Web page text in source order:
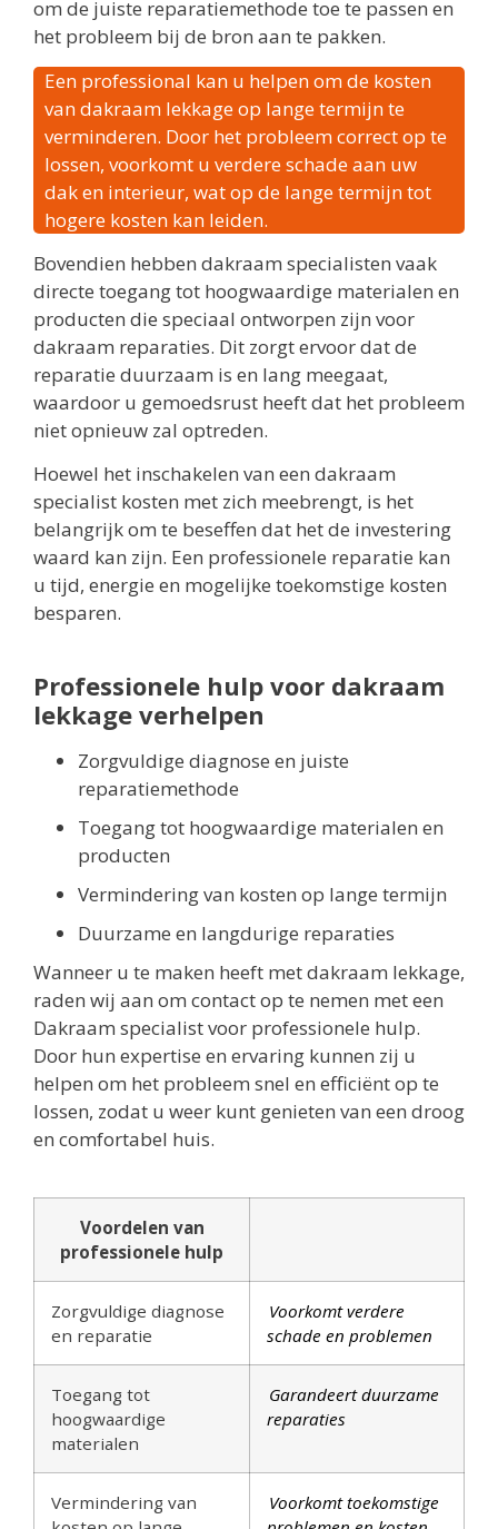
om de juiste reparatiemethode toe te passen en
het probleem bij de bron aan te pakken.
Een professional kan u helpen om de kosten
van dakraam lekkage op lange termijn te
verminderen. Door het probleem correct op te
lossen, voorkomt u verdere schade aan uw
dak en interieur, wat op de lange termijn tot
hogere kosten kan leiden.
Bovendien hebben dakraam specialisten vaak
directe toegang tot hoogwaardige materialen en
producten die speciaal ontworpen zijn voor
dakraam reparaties. Dit zorgt ervoor dat de
reparatie duurzaam is en lang meegaat,
waardoor u gemoedsrust heeft dat het probleem
niet opnieuw zal optreden.
Hoewel het inschakelen van een dakraam
specialist kosten met zich meebrengt, is het
belangrijk om te beseffen dat het de investering
waard kan zijn. Een professionele reparatie kan
u tijd, energie en mogelijke toekomstige kosten
besparen.
Professionele hulp voor dakraam
lekkage verhelpen
Zorgvuldige diagnose en juiste
reparatiemethode
Toegang tot hoogwaardige materialen en
producten
Vermindering van kosten op lange termijn
Duurzame en langdurige reparaties
Wanneer u te maken heeft met dakraam lekkage,
raden wij aan om contact op te nemen met een
Dakraam specialist voor professionele hulp.
Door hun expertise en ervaring kunnen zij u
helpen om het probleem snel en efficiënt op te
lossen, zodat u weer kunt genieten van een droog
en comfortabel huis.
Voordelen van
professionele hulp
Zorgvuldige diagnose
en reparatie
Voorkomt verdere
schade en problemen
Toegang tot
hoogwaardige
materialen
Garandeert duurzame
reparaties
Vermindering van
Voorkomt toekomstige